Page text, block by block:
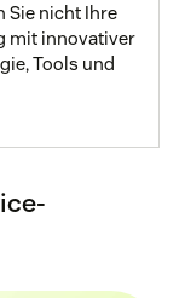
Sie nicht Ihre
mit innovativer
Tools und